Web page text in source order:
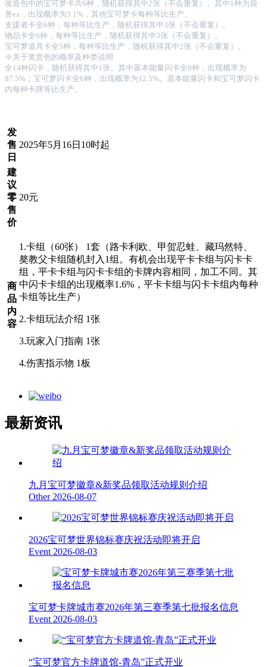
改造包中的宝可梦卡共6种，随机获得其中2张（不会重复）。其中1种为袋
兽ex，出现概率为3.1%，其他宝可梦卡每种等比生产。
支援者卡全6种，每种等比生产，随机获得其中3张（不会重复）。
物品卡全6种，每种等比生产，随机获得其中3张（不会重复）。
宝可梦道具卡全5种，每种等比生产，随机获得其中2张（不会重复）。
※关于奖赏包的概率及种类说明
全14种闪卡，随机获得其中1张。其中基本能量闪卡全8种，出现概率为
87.5%；宝可梦闪卡全6种，出现概率为12.5%。基本能量闪卡和宝可梦闪卡
内每种卡牌等比生产。
发
售
日
2025年5月16日10时起
建
议
零
售
价
20元
商
品
内
容
1.卡组（60张） 1套（路卡利欧、甲贺忍蛙、藏玛然特、
獒教父卡组随机封入1组。有机会出现平卡卡组与闪卡卡
组，平卡卡组与闪卡卡组的卡牌内容相同，加工不同。其
中闪卡卡组的出现概率1.6%，平卡卡组与闪卡卡组内每种
卡组等比生产）
2.卡组玩法介绍 1张
3.玩家入门指南 1张
4.伤害指示物 1板
最新资讯
九月宝可梦徽章&新奖品领取活动规则介绍
Other 2026-08-07
2026宝可梦世界锦标赛庆祝活动即将开启
Event 2026-08-03
宝可梦卡牌城市赛2026年第三赛季第七批报名信息
Event 2026-08-03
“宝可梦官方卡牌道馆-青岛”正式开业